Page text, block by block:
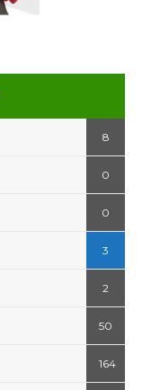
8
0
0
3
2
50
164